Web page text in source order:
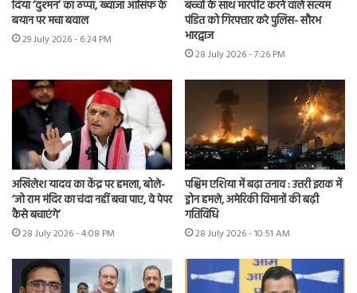
दिया ‘दुश्मन’ का ठप्पा, ख्वाजा आसिफ के
बयान पर मचा बवाल
29 July 2026 - 6:24 PM
बच्चों के साथ मारपीट करने वाले सत्यम
पंडित को गिरफ्तार करे पुलिस- सौरभ
भारद्वाज
28 July 2026 - 7:26 PM
अखिलेश यादव का केंद्र पर हमला, बोले-
‘जो राम मंदिर का चंदा नहीं बचा पाए, वे पेपर
कैसे बचाएंगे’
28 July 2026 - 4:08 PM
पश्चिम एशिया में बढ़ा तनाव : उत्तरी इराक में
ड्रोन हमले, अमेरिकी विमानों की बढ़ी
गतिविधि
28 July 2026 - 10:51 AM